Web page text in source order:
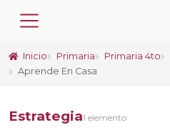
Inicio Primaria Primaria 4to
Aprende En Casa
Estrategia1 elemento